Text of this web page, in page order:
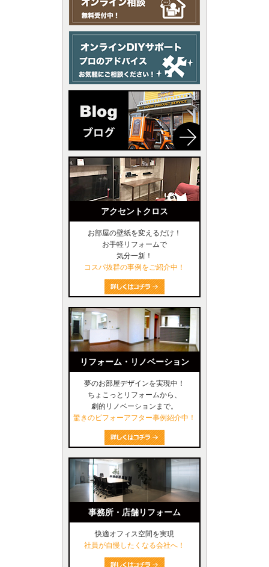
アクセントクロス
お部屋の壁紙を変えるだけ！
お手軽リフォームで
気分一新！
コスパ抜群の事例をご紹介中！
リフォーム・リノベーション
夢のお部屋デザインを実現中！
ちょこっとリフォームから、
劇的リノベーションまで。
驚きのビフォーアフター事例紹介中！
事務所・店舗リフォーム
快適オフィス空間を実現
社員が自慢したくなる会社へ！